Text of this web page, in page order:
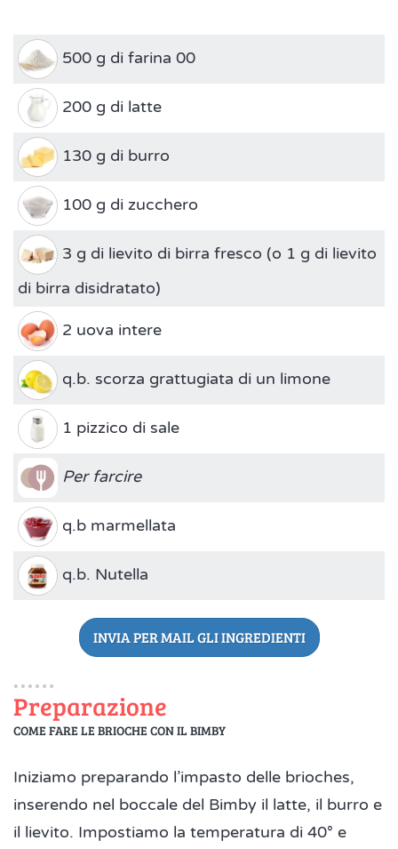
500 g di farina 00
200 g di latte
130 g di burro
100 g di zucchero
3 g di lievito di birra fresco (o 1 g di lievito
di birra disidratato)
2 uova intere
q.b. scorza grattugiata di un limone
1 pizzico di sale
Per farcire
q.b marmellata
q.b. Nutella
INVIA PER MAIL GLI INGREDIENTI
Preparazione
COME FARE LE BRIOCHE CON IL BIMBY
Iniziamo preparando l’impasto delle brioches,
inserendo nel boccale del Bimby il latte, il burro e
il lievito. Impostiamo la temperatura di 40° e